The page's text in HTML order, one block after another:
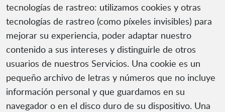
tecnologías de rastreo: utilizamos cookies y otras
tecnologías de rastreo (como píxeles invisibles) para
mejorar su experiencia, poder adaptar nuestro
contenido a sus intereses y distinguirle de otros
usuarios de nuestros Servicios. Una cookie es un
pequeño archivo de letras y números que no incluye
información personal y que guardamos en su
navegador o en el disco duro de su dispositivo. Una